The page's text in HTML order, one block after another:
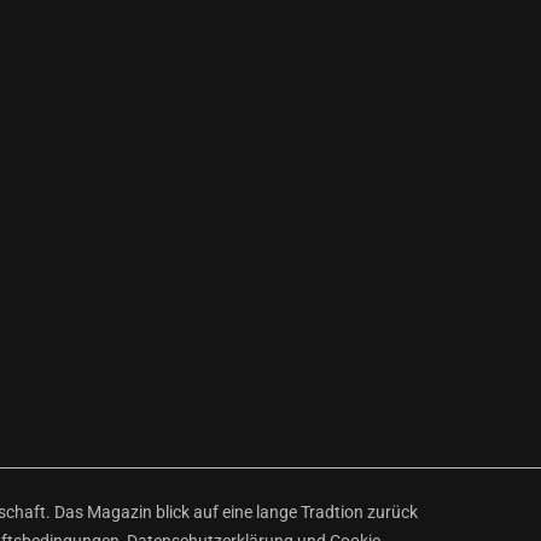
Das Magazin blick auf eine lange Tradtion zurück